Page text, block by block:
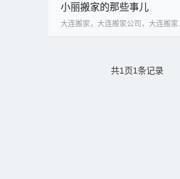
小丽搬家的那些事儿
大连搬家，大连搬家公司，大连搬家...
共1页1条记录